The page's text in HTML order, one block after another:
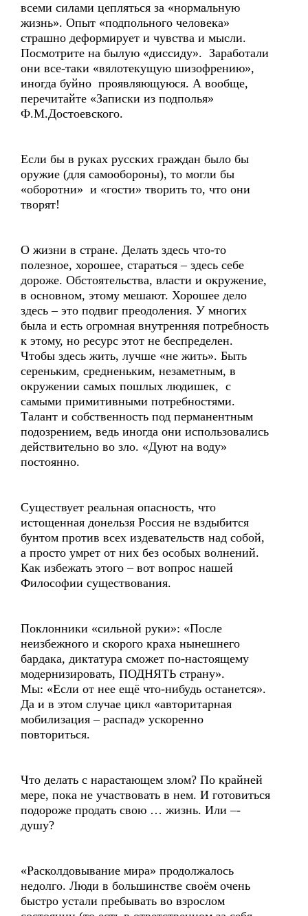
всеми силами цепляться за «нормальную
жизнь». Опыт «подпольного человека»
страшно деформирует и чувства и мысли.
Посмотрите на былую «диссиду». Заработали
они все-таки «вялотекущую шизофрению»,
иногда буйно проявляющуюся. А вообще,
перечитайте «Записки из подполья»
Ф.М.Достоевского.
Если бы в руках русских граждан было бы
оружие (для самообороны), то могли бы
«оборотни» и «гости» творить то, что они
творят!
О жизни в стране. Делать здесь что-то
полезное, хорошее, стараться – здесь себе
дороже. Обстоятельства, власти и окружение,
в основном, этому мешают. Хорошее дело
здесь – это подвиг преодоления. У многих
была и есть огромная внутренняя потребность
к этому, но ресурс этот не беспределен.
Чтобы здесь жить, лучше «не жить». Быть
сереньким, средненьким, незаметным, в
окружении самых пошлых людишек, с
самыми примитивными потребностями.
Талант и собственность под перманентным
подозрением, ведь иногда они использовались
действительно во зло. «Дуют на воду»
постоянно.
Существует реальная опасность, что
истощенная донельзя Россия не вздыбится
бунтом против всех издевательств над собой,
а просто умрет от них без особых волнений.
Как избежать этого – вот вопрос нашей
Философии существования.
Поклонники «сильной руки»: «После
неизбежного и скорого краха нынешнего
бардака, диктатура сможет по-настоящему
модернизировать, ПОДНЯТЬ страну».
Мы: «Если от нее ещё что-нибудь останется».
Да и в этом случае цикл «авторитарная
мобилизация – распад» ускоренно
повториться.
Что делать с нарастающем злом? По крайней
мере, пока не участвовать в нем. И готовиться
подороже продать свою … жизнь. Или –-
душу?
«Расколдовывание мира» продолжалось
недолго. Люди в большинстве своём очень
быстро устали пребывать во взрослом